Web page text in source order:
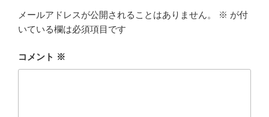
メールアドレスが公開されることはありません。 ※ が付
いている欄は必須項目です
コメント ※